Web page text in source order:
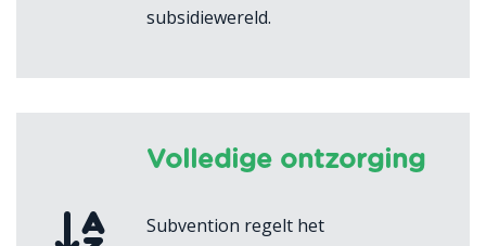
subsidiewereld.
Volledige ontzorging
Subvention regelt het